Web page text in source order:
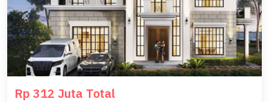
Rp 312 Juta Total